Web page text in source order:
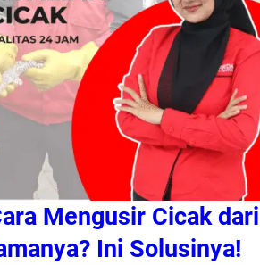
Mengusir Cicak dari
Ini Solusinya!